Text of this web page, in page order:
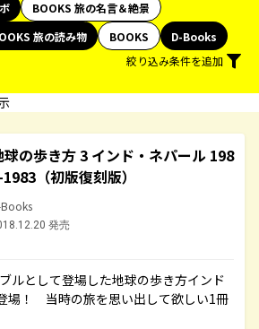
BOOKS 旅の名言＆絶景
旅の読み物 BOOKS
D-Books
絞り込み条件を追加
球の歩き方 3 インド・ネパール 198
（初版復刻版）
発売
ルとして登場した地球の歩き方インド
場！ 当時の旅を思い出して欲しい1冊